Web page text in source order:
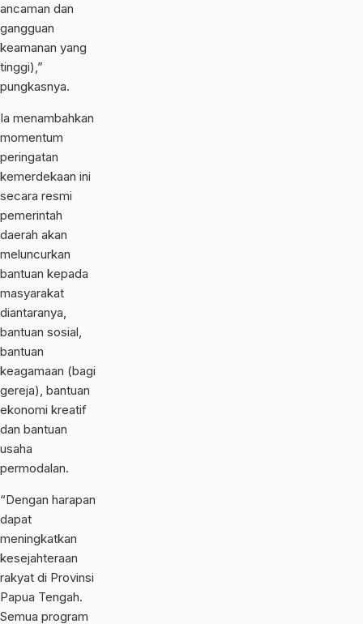
ancaman dan
gangguan
keamanan yang
tinggi),”
pungkasnya.
Ia menambahkan
momentum
peringatan
kemerdekaan ini
secara resmi
pemerintah
daerah akan
meluncurkan
bantuan kepada
masyarakat
diantaranya,
bantuan sosial,
bantuan
keagamaan (bagi
gereja), bantuan
ekonomi kreatif
dan bantuan
usaha
permodalan.
“Dengan harapan
dapat
meningkatkan
kesejahteraan
rakyat di Provinsi
Papua Tengah.
Semua program